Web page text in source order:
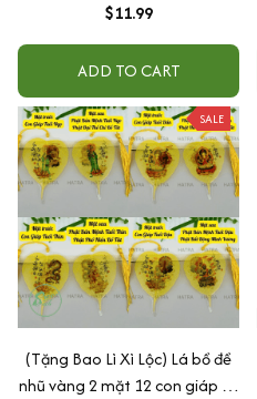
$11.99
ADD TO CART
SALE
(Tặng Bao Lì Xì Lộc) Lá bồ đề
nhũ vàng 2 mặt 12 con giáp và